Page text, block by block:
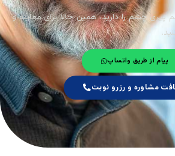
پیری چشم را دارید، همین حالا برای معاینه و
پیام از طریق واتساپ
مشاوره و رزرو نوبت